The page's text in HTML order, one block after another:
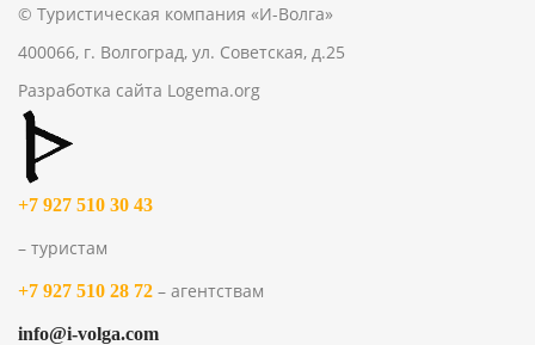
© Туристическая компания «И-Волга»
400066, г. Волгоград, ул. Советская, д.25
Разработка сайта Logema.org
+7 927 510 30 43
– туристам
+7 927 510 28 72 – агентствам
info@i-volga.com